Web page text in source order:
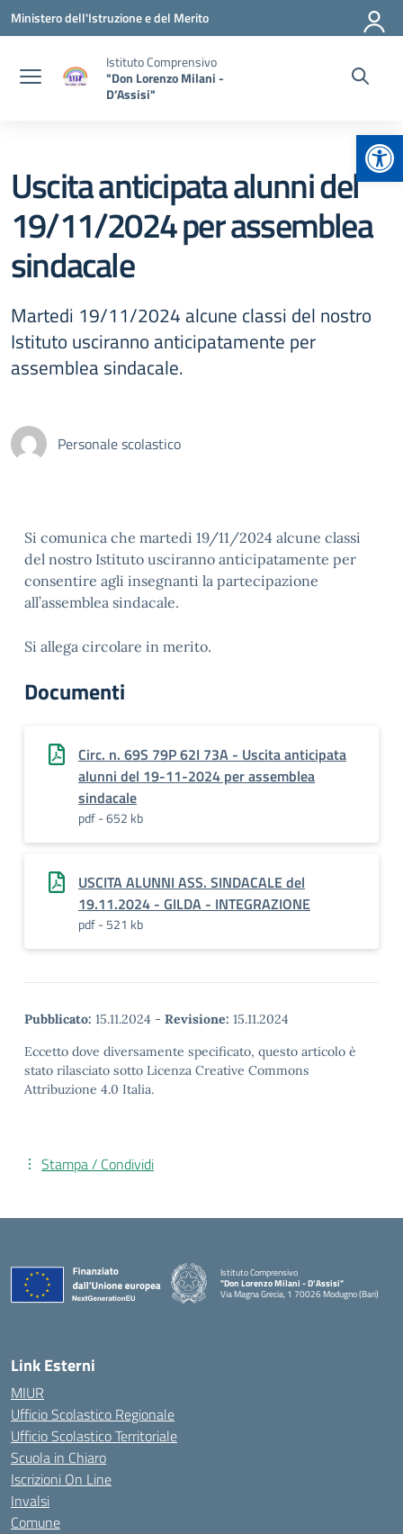
Vai ai contenuti
Vai al menu di navigazione
Vai al footer
Ministero dell'Istruzione e del Merito
Istituto Comprensivo
"Don Lorenzo Milani -
D’Assisi"
Uscita anticipata alunni del
19/11/2024 per assemblea
sindacale
Martedi 19/11/2024 alcune classi del nostro
Istituto usciranno anticipatamente per
assemblea sindacale.
Personale scolastico
Si comunica che martedi 19/11/2024 alcune classi
del nostro Istituto usciranno anticipatamente per
consentire agli insegnanti la partecipazione
all’assemblea sindacale.
Si allega circolare in merito.
Documenti
Circ. n. 69S 79P 62I 73A - Uscita anticipata
alunni del 19-11-2024 per assemblea
sindacale
pdf - 652 kb
USCITA ALUNNI ASS. SINDACALE del
19.11.2024 - GILDA - INTEGRAZIONE
pdf - 521 kb
Pubblicato: 15.11.2024 - Revisione: 15.11.2024
Eccetto dove diversamente specificato, questo articolo è
stato rilasciato sotto Licenza Creative Commons
Attribuzione 4.0 Italia.
Stampa / Condividi
Istituto Comprensivo
"Don Lorenzo Milani - D’Assisi"
Via Magna Grecia, 1 70026 Modugno (Bari)
— Visita la pagina iniziale della scuola
Link Esterni
MIUR
Ufficio Scolastico Regionale
Ufficio Scolastico Territoriale
Scuola in Chiaro
Iscrizioni On Line
Invalsi
Comune